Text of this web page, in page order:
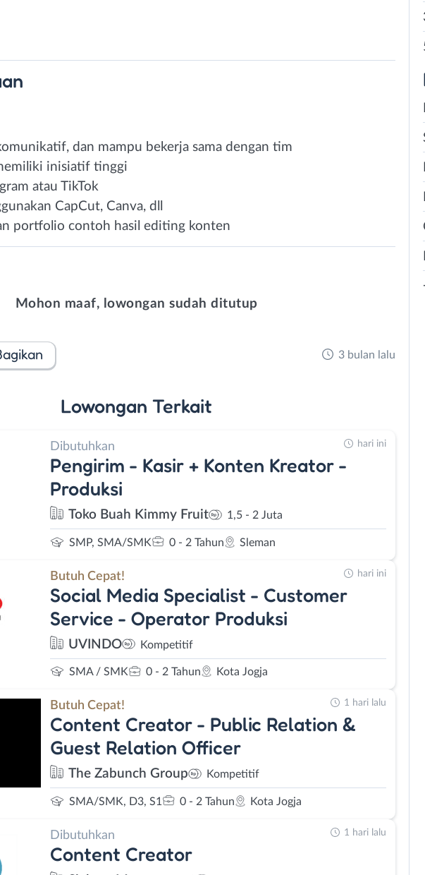
dan mampu bekerja sama dengan tim
inisiatif tinggi
atau TikTok
CapCut, Canva, dll
portfolio contoh hasil editing konten
Mohon maaf, lowongan sudah ditutup
3 bulan lalu
Lowongan Terkait
Dibutuhkan
Pengirim - Kasir + Konten Kreator -
Produksi
Toko Buah Kimmy Fruit 1,5 - 2 Juta
SMP, SMA/SMK 0 - 2 Tahun Sleman
hari ini
Butuh Cepat!
Social Media Specialist - Customer
Service - Operator Produksi
UVINDO Kompetitif
SMA / SMK 0 - 2 Tahun Kota Jogja
hari ini
Butuh Cepat!
Content Creator - Public Relation &
Guest Relation Officer
The Zabunch Group Kompetitif
SMA/SMK, D3, S1 0 - 2 Tahun Kota Jogja
1 hari lalu
Dibutuhkan
Content Creator
1 hari lalu